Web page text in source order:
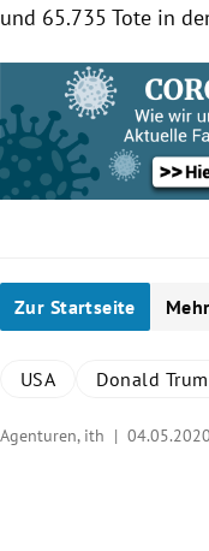
und 65.735 Tote in
Zur Startseite
USA Donald
Agenturen, ith |